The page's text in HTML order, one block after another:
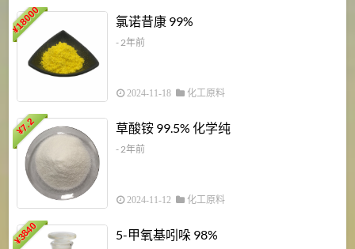
¥
18000 氯诺昔康 99%
- 2年前
2024-11-18 化工原料
¥
7.2 草酸铵 99.5% 化学纯
- 2年前
2024-11-12 化工原料
¥
3840 5-甲氧基吲哚 98%